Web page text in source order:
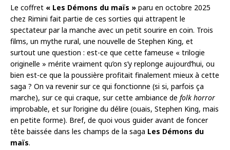
Le coffret « Les Démons du maïs » paru en octobre 2025
chez Rimini fait partie de ces sorties qui attrapent le
spectateur par la manche avec un petit sourire en coin. Trois
films, un mythe rural, une nouvelle de Stephen King, et
surtout une question : est-ce que cette fameuse « trilogie
originelle » mérite vraiment qu’on s’y replonge aujourd’hui, ou
bien est-ce que la poussière profitait finalement mieux à cette
saga ? On va revenir sur ce qui fonctionne (si si, parfois ça
marche), sur ce qui craque, sur cette ambiance de folk horror
improbable, et sur l’origine du délire (ouais, Stephen King, mais
en petite forme). Bref, de quoi vous guider avant de foncer
tête baissée dans les champs de la saga Les Démons du
maïs.